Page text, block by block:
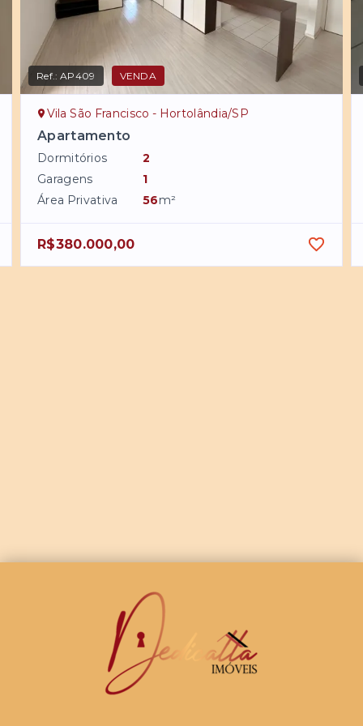
Ref.:AP409 VENDA
Vila São Francisco - Hortolândia/SP
Apartamento
Dormitórios
2
Garagens
1
Área Privativa
56m²
R$380.000,00